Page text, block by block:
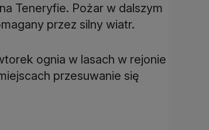
Teneryfie. Pożar w dalszym
przez silny wiatr.
ognia w lasach w rejonie
przesuwanie się